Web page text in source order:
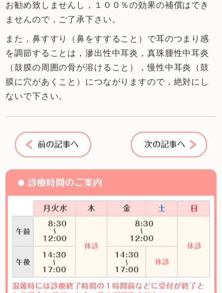
お勧め致しませんし，１００％の効果の補償はでき
ませんので，ご了承下さい。
また，鼻すすり（鼻をすすること）で耳のつまり感
を調節することは，滲出性中耳炎，真珠腫性中耳炎
（鼓膜の周囲の骨が溶けること），慢性中耳炎（鼓
膜に穴があくこと）につながりますので，絶対にし
ないで下さい。